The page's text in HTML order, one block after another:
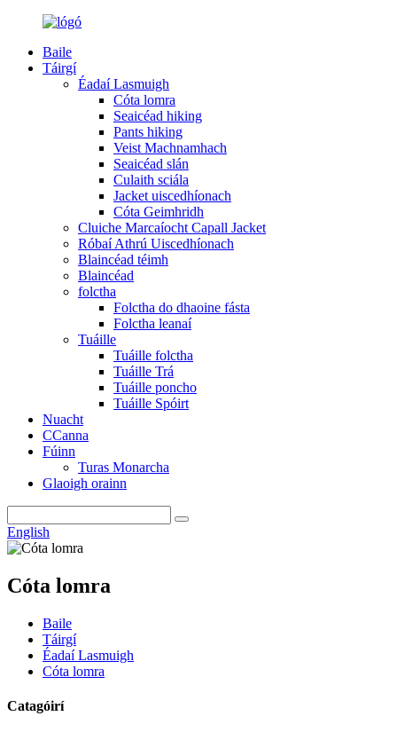
Baile
Táirgí
Éadaí Lasmuigh
Cóta lomra
Seaicéad hiking
Pants hiking
Veist Machnamhach
Seaicéad slán
Culaith sciála
Jacket uiscedhíonach
Cóta Geimhridh
Cluiche Marcaíocht Capall Jacket
Róbaí Athrú Uiscedhíonach
Blaincéad téimh
Blaincéad
folctha
Folctha do dhaoine fásta
Folctha leanaí
Tuáille
Tuáille folctha
Tuáille Trá
Tuáille poncho
Tuáille Spóirt
Nuacht
CCanna
Fúinn
Turas Monarcha
Glaoigh orainn
English
Cóta lomra
Baile
Táirgí
Éadaí Lasmuigh
Cóta lomra
Catagóirí